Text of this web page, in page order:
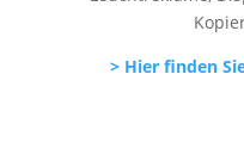
> Hier finden